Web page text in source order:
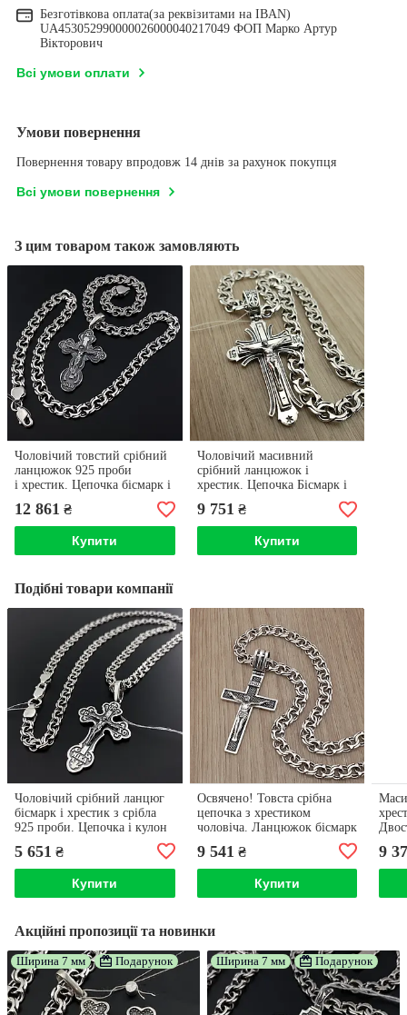
Безготівкова оплата(за реквізитами на IBAN)
UA453052990000026000040217049 ФОП Марко Артур
Вікторович
Всі умови оплати
Умови повернення
Повернення товару впродовж 14 днів за рахунок покупця
Всі умови повернення
З цим товаром також замовляють
Чоловічий товстий срібний
ланцюжок 925 проби
і хрестик. Цепочка бісмарк і
12 861 ₴
Купити
Чоловічий масивний
срібний ланцюжок і
хрестик. Цепочка Бісмарк і
9 751 ₴
Купити
Подібні товари компанії
Чоловічий срібний ланцюг
бісмарк і хрестик з срібла
925 проби. Цепочка і кулон
5 651 ₴
Купити
Освячено! Товста срібна
цепочка з хрестиком
чоловіча. Ланцюжок бісмарк
Довжина 55 см
9 541 ₴
Купити
9
Акційні пропозиції та новинки
Ширина 7 мм Подарунок Ширина 7 мм Подарунок